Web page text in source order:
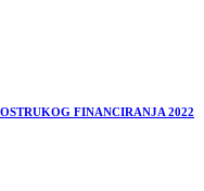
FINANCIRANJA 2022